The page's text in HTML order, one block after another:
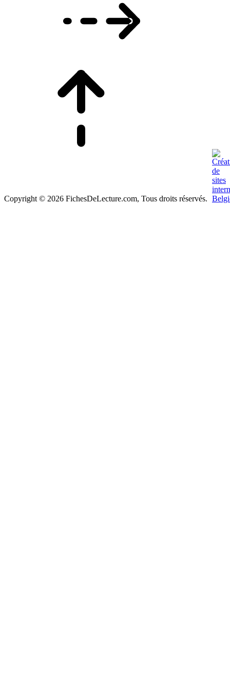
Copyright © 2026 FichesDeLecture.com, Tous droits réservés.